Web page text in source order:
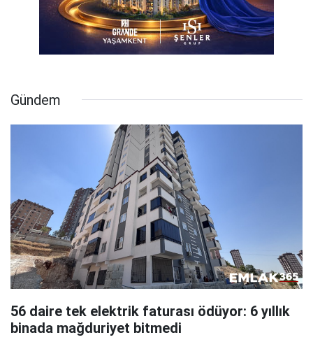
Gündem
56 daire tek elektrik faturası ödüyor: 6 yıllık
binada mağduriyet bitmedi